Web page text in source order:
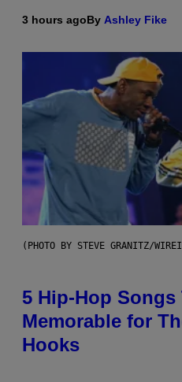
3 hours agoBy Ashley Fike
(PHOTO BY STEVE GRANITZ/
5 Hip-Hop Songs
Memorable for
Hooks